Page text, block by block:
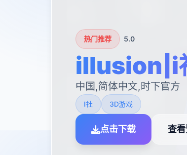
热门推荐 5.0
illusion|i
中国,简体中文,时下官方
I社 3D游戏
点击下载 查